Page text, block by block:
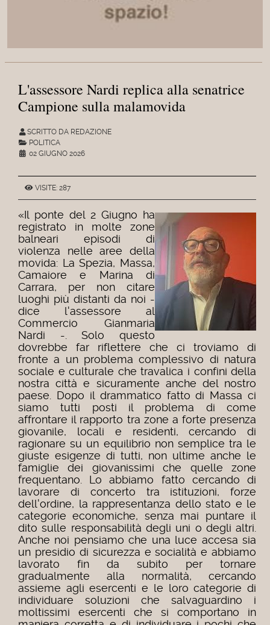
L'assessore Nardi replica alla senatrice
Campione sulla malamovida
SCRITTO DA REDAZIONE
POLITICA
02 GIUGNO 2026
VISITE: 287
«Il ponte del 2 Giugno ha
registrato in molte zone
balneari episodi di
violenza nelle aree della
movida: La Spezia, Massa,
Camaiore e Marina di
Carrara, per non citare
luoghi più distanti da noi -
dice l'assessore al
Commercio Gianmaria
Nardi -. Solo questo
dovrebbe far riflettere che ci troviamo di
fronte a un problema complessivo di natura
sociale e culturale che travalica i confini della
nostra città e sicuramente anche del nostro
paese. Dopo il drammatico fatto di Massa ci
siamo tutti posti il problema di come
affrontare il rapporto tra zone a forte presenza
giovanile, locali e residenti, cercando di
ragionare su un equilibrio non semplice tra le
giuste esigenze di tutti, non ultime anche le
famiglie dei giovanissimi che quelle zone
frequentano. Lo abbiamo fatto cercando di
lavorare di concerto tra istituzioni, forze
dell'ordine, la rappresentanza dello stato e le
categorie economiche, senza mai puntare il
dito sulle responsabilità degli uni o degli altri.
Anche noi pensiamo che una luce accesa sia
un presidio di sicurezza e socialità e abbiamo
lavorato fin da subito per tornare
gradualmente alla normalità, cercando
assieme agli esercenti e le loro categorie di
individuare soluzioni che salvaguardino i
moltissimi esercenti che si comportano in